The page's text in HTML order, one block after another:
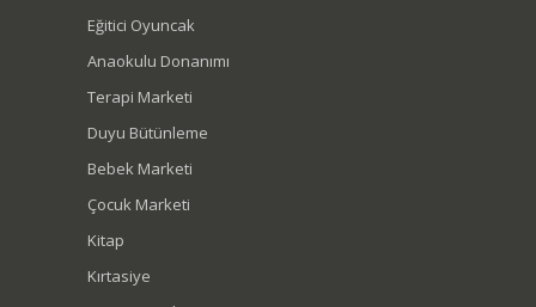
Eğitici Oyuncak
Anaokulu Donanımı
Terapi Marketi
Duyu Bütünleme
Bebek Marketi
Çocuk Marketi
Kitap
Kırtasiye